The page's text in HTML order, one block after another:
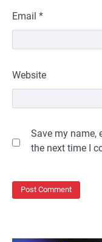
Email *
Website
Save my name,
the next time I